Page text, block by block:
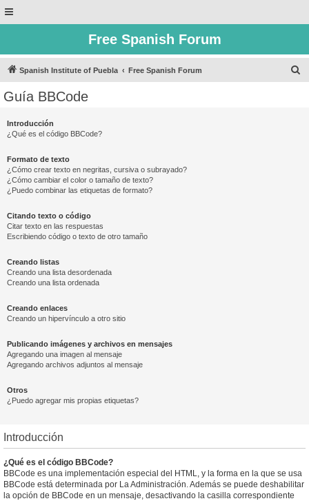
Free Spanish Forum
Spanish Institute of Puebla Free Spanish Forum
Guía BBCode
Introducción
¿Qué es el código BBCode?
Formato de texto
¿Cómo crear texto en negritas, cursiva o subrayado?
¿Cómo cambiar el color o tamaño de texto?
¿Puedo combinar las etiquetas de formato?
Citando texto o código
Citar texto en las respuestas
Escribiendo código o texto de otro tamaño
Creando listas
Creando una lista desordenada
Creando una lista ordenada
Creando enlaces
Creando un hipervínculo a otro sitio
Publicando imágenes y archivos en mensajes
Agregando una imagen al mensaje
Agregando archivos adjuntos al mensaje
Otros
¿Puedo agregar mis propias etiquetas?
Introducción
¿Qué es el código BBCode?
BBCode es una implementación especial del HTML, y la forma en la que se usa
BBCode está determinada por La Administración. Además se puede deshabilitar
la opción de BBCode en un mensaje, desactivando la casilla correspondiente